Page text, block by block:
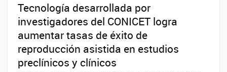
Tecnología desarrollada por
investigadores del CONICET logra
aumentar tasas de éxito de
reproducción asistida en estudios
preclínicos y clínicos